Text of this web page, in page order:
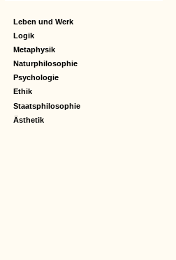
Leben und Werk
Logik
Metaphysik
Naturphilosophie
Psychologie
Ethik
Staatsphilosophie
Ästhetik